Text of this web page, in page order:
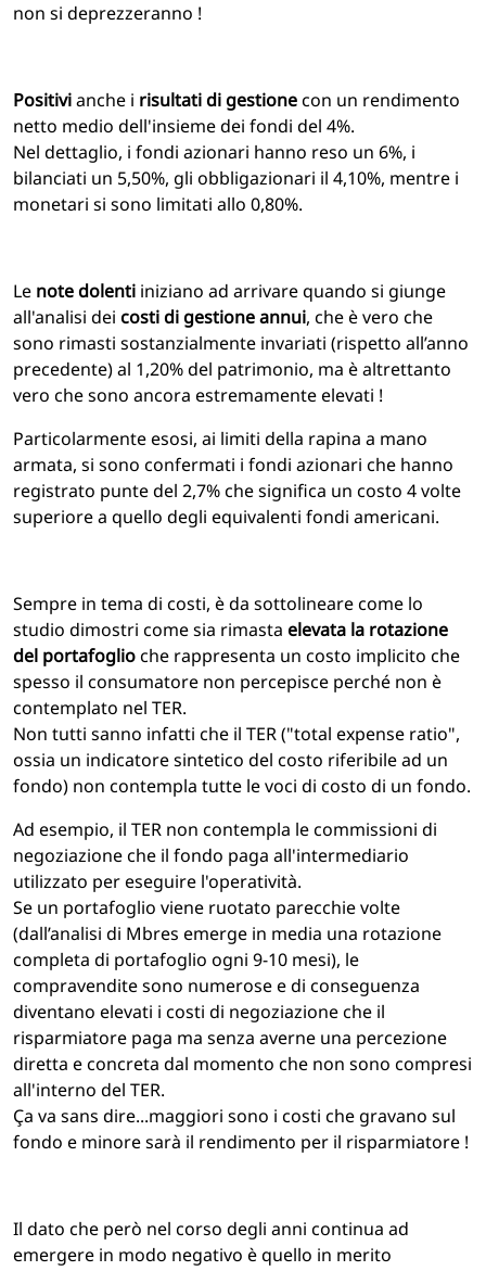
non si deprezzeranno !
Positivianche i risultati di gestionecon un rendimento
netto medio dell'insieme dei fondi del 4%.
Nel dettaglio, i fondi azionari hanno reso un 6%, i
bilanciati un 5,50%, gli obbligazionari il 4,10%, mentre i
monetari si sono limitati allo 0,80%.
Le note dolenti iniziano ad arrivare quando si giunge
all'analisi dei costi di gestione annui, che è vero che
sono rimasti sostanzialmente invariati (rispetto all’anno
precedente) al 1,20% del patrimonio, ma è altrettanto
vero che sono ancora estremamente elevati !
Particolarmente esosi, ai limiti della rapina a mano
armata, si sono confermati i fondi azionari che hanno
registrato punte del 2,7% che significa un costo 4 volte
superiore a quello degli equivalenti fondi americani.
Sempre in tema di costi, è da sottolineare come lo
studio dimostri come sia rimasta elevata la rotazione
del portafoglioche rappresenta un costo implicito che
spesso il consumatore non percepisce perché non è
contemplato nel TER.
Non tutti sanno infatti che il TER ("total expense ratio",
ossia un indicatore sintetico del costo riferibile ad un
fondo) non contempla tutte le voci di costo di un fondo.
Ad esempio, il TER non contempla le commissioni di
negoziazione che il fondo paga all'intermediario
utilizzato per eseguire l'operatività.
Se un portafoglio viene ruotato parecchie volte
(dall’analisi di Mbres emerge in media una rotazione
completa di portafoglio ogni 9-10 mesi), le
compravendite sono numerose e di conseguenza
diventano elevati i costi di negoziazione che il
risparmiatore paga ma senza averne una percezione
diretta e concreta dal momento che non sono compresi
all'interno del TER.
Ça va sans dire...maggiori sono i costi che gravano sul
fondo e minore sarà il rendimento per il risparmiatore !
Il dato che però nel corso degli anni continua ad
emergere in modo negativo è quello in merito